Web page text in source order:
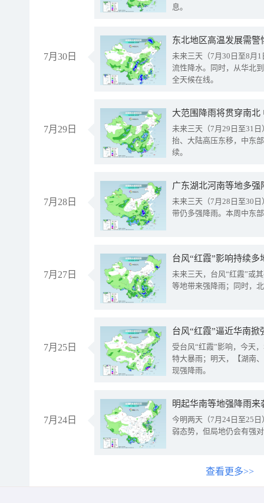
息。
7月30日
东北地区高温发展需
未来三天（7月30日至8月
流性降水。同时，从华北
全天候在线。
7月29日
大范围降雨将贯穿南
未来三天（7月29日至31
抬、大陆高压东移，中东
续。
7月28日
广东湖北河南等地多
未来三天（7月28日至30
带仍多强降雨。本周中东
7月27日
台风“红霞”影响持续
未来三天，台风“红霞”或
等地带来强降雨；同时，
7月25日
台风“红霞”逼近华南
受台风“红霞”影响，今天
特大暴雨；明天，【湖南
现强降雨。
7月24日
明起华南等地强降雨
今明两天（7月24日至25
弱态势，但局地仍会有强
查看更多>>